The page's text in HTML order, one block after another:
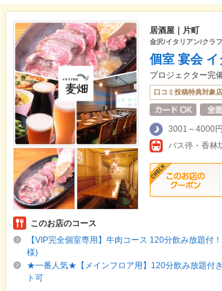
居酒屋｜片町
金沢/イタリアン/クラ
個室 宴会
プロジェクター完
口コミ投稿特典対象店
3001～4000円
バス停・香林
このお店のコース
【VIP完全個室専用】牛肉コース 120分飲み放題付
様)
★一番人気★【メインフロア用】120分飲み放題
ト可